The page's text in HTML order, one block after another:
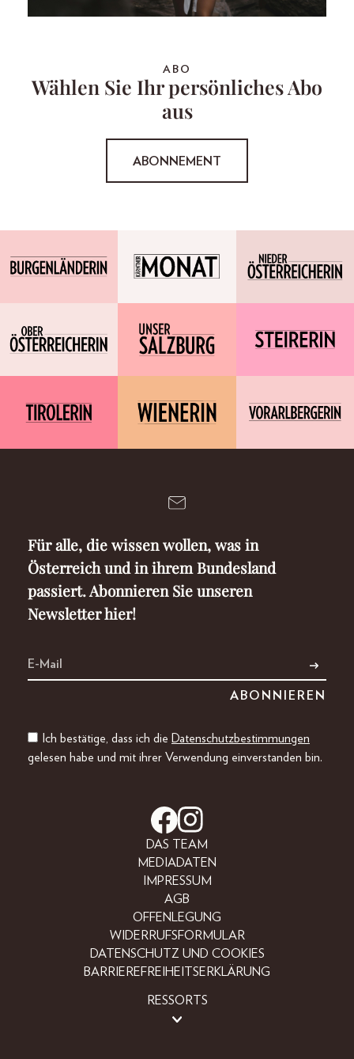
ABO
Wählen Sie Ihr persönliches Abo
aus
ABONNEMENT
Für alle, die wissen wollen, was in
Österreich und in ihrem Bundesland
passiert. Abonnieren Sie unseren
Newsletter hier!
Ich bestätige, dass ich die Datenschutzbestimmungen
gelesen habe und mit ihrer Verwendung einverstanden bin.
DAS TEAM
MEDIADATEN
IMPRESSUM
AGB
OFFENLEGUNG
WIDERRUFSFORMULAR
DATENSCHUTZ UND COOKIES
BARRIEREFREIHEITSERKLÄRUNG
RESSORTS